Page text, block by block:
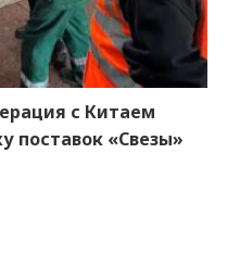
с Китаем
поставок «Свезы»